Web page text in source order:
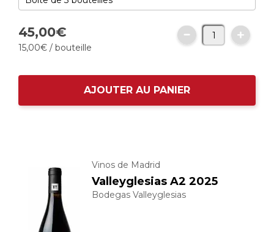
45,00€
15,00€ / bouteille
AJOUTER AU PANIER
Vinos de Madrid
Valleyglesias A2 2025
Bodegas Valleyglesias